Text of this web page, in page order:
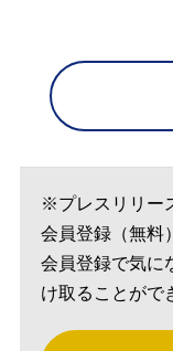
※プレスリリー
会員登録（無料
会員登録で気に
け取ることがで